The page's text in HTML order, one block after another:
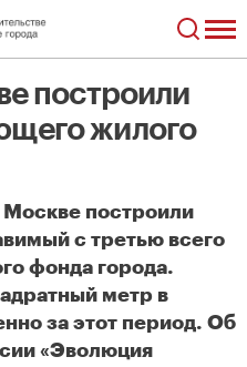
построили
жилого
Москве построили
с третью всего
фонда города.
метр в
за этот период. Об
«Эволюция